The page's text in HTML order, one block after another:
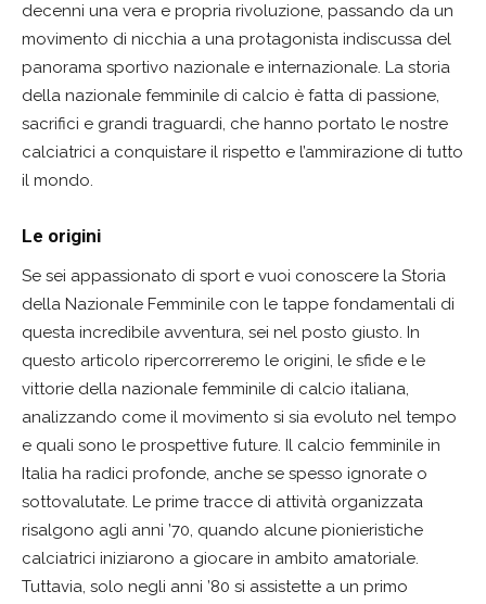
decenni una vera e propria rivoluzione, passando da un
movimento di nicchia a una protagonista indiscussa del
panorama sportivo nazionale e internazionale. La storia
della nazionale femminile di calcio è fatta di passione,
sacrifici e grandi traguardi, che hanno portato le nostre
calciatrici a conquistare il rispetto e l’ammirazione di tutto
il mondo.
Le origini
Se sei appassionato di sport e vuoi conoscere la Storia
della Nazionale Femminile con le tappe fondamentali di
questa incredibile avventura, sei nel posto giusto. In
questo articolo ripercorreremo le origini, le sfide e le
vittorie della nazionale femminile di calcio italiana,
analizzando come il movimento si sia evoluto nel tempo
e quali sono le prospettive future. Il calcio femminile in
Italia ha radici profonde, anche se spesso ignorate o
sottovalutate. Le prime tracce di attività organizzata
risalgono agli anni ’70, quando alcune pionieristiche
calciatrici iniziarono a giocare in ambito amatoriale.
Tuttavia, solo negli anni ’80 si assistette a un primo